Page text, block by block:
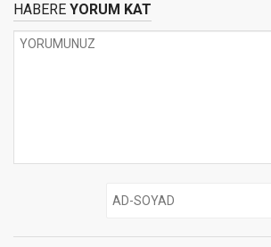
HABERE YORUM KAT